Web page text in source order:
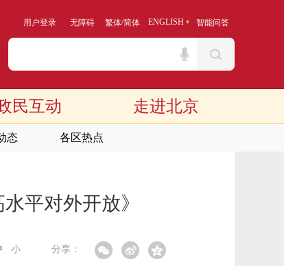
用户登录 无障碍 繁体/简体 ENGLISH 智能问答
态 各区热点
民互动 走进北京
平对外开放》
分享：
小